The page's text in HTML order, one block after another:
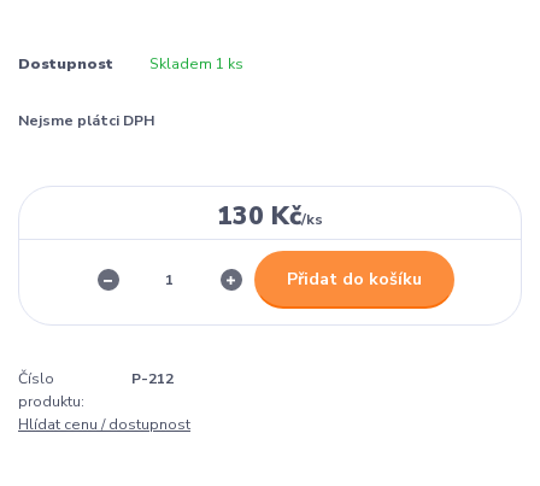
Dostupnost Skladem 1 ks
Nejsme plátci DPH
130 Kč/ks
Přidat do košíku
Číslo
produktu:
P-212
Hlídat cenu / dostupnost